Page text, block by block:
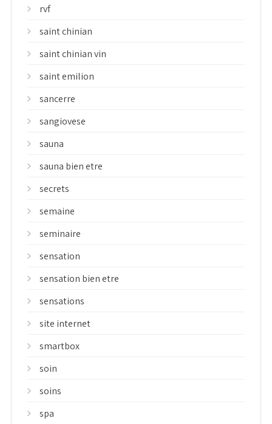
rvf
saint chinian
saint chinian vin
saint emilion
sancerre
sangiovese
sauna
sauna bien etre
secrets
semaine
seminaire
sensation
sensation bien etre
sensations
site internet
smartbox
soin
soins
spa